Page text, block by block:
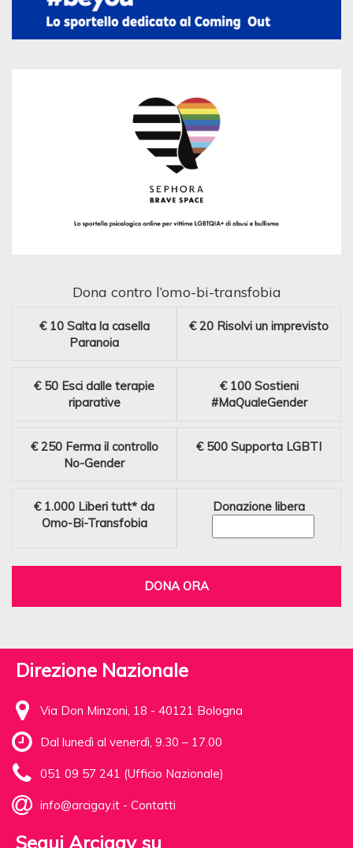
Dona contro l’omo-bi-transfobia
€ 10 Salta la casella
Paranoia
€ 20 Risolvi un imprevisto
€ 50 Esci dalle terapie
riparative
€ 100 Sostieni
#MaQualeGender
€ 250 Ferma il controllo
No-Gender
€ 500 Supporta LGBTI
€ 1.000 Liberi tutt* da
Omo-Bi-Transfobia
Donazione libera
DONA ORA
Direzione Nazionale
Via Don Minzoni, 18 - 40121 Bologna
Dal lunedì al venerdì, 9.30 – 17.00
051 09 57 241 (Ufficio Nazionale)
info@arcigay.it - Contatti
Segui Arcigay su